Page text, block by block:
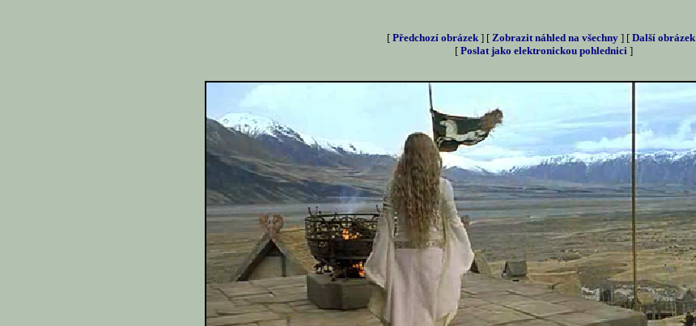
[ Předchozí obrázek ] [ Zobrazit náhled na všechny ] [ Další obrázek
[ Poslat jako elektronickou pohlednici ]